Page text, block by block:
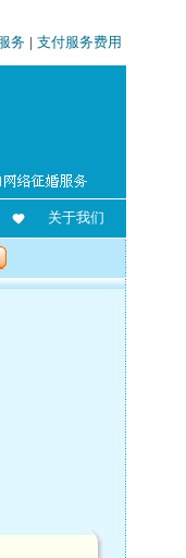
务 | 支付服务费用
关于我们